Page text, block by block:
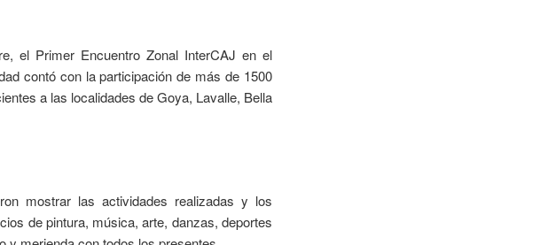
el Primer Encuentro Zonal InterCAJ en el
contó con la participación de más de 1500
a las localidades de Goya, Lavalle, Bella
mostrar las actividades realizadas y los
de pintura, música, arte, danzas, deportes